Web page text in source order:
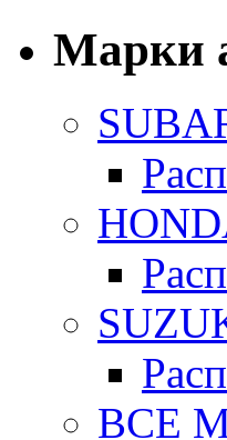
Марки
ВСЕ